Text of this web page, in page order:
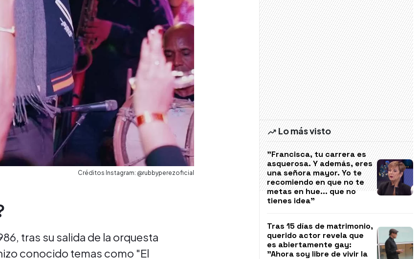
Créditos Instagram: @rubbyperezoficial
tras su salida de la orquesta
conocido temas como "El
Lo más visto
"Francisca, tu carrera es
asquerosa. Y además, eres
una señora mayor. Yo te
recomiendo en que no te
metas en hue... que no
tienes idea"
Tras 15 días de matrimonio,
querido actor revela que
es abiertamente gay:
"Ahora soy libre de vivir la